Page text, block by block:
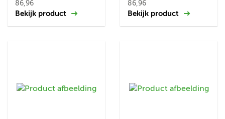
86,96
Bekijk product
86,96
Bekijk product